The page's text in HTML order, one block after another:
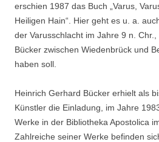
erschien 1987 das Buch „Varus,
Heiligen Hain“. Hier geht es u. a.
der Varusschlacht im Jahre 9 n.
Bücker zwischen Wiedenbrück und
haben soll.
Heinrich Gerhard Bücker erhielt als
Künstler die Einladung, im Jahre
Werke in der Bibliotheka Apostolica
Zahlreiche seiner Werke befinden